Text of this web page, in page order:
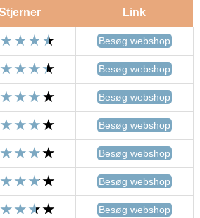
Link
Besøg webshop
Besøg webshop
Besøg webshop
Besøg webshop
Besøg webshop
Besøg webshop
Besøg webshop